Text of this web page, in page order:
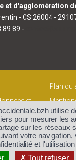
et d'agglomération
- CS 26004 -
89 89 -
Plan du
et
utilise
pour mesurer les
sur les réseaux
votre navigation,
et
Tout refuser